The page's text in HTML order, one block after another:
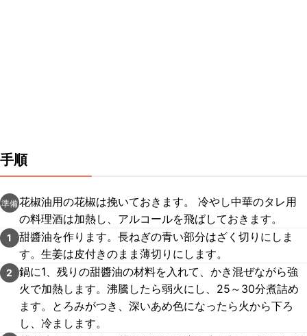
手順
準備花椒油用の花椒は挽いておきます。 冷やし中華のタレ用
の料理酒は加熱し、アルコールを飛ばしておきます。
1
甜醬油を作ります。長ねぎの青い部分はざく切りにしま
す。生姜は皮付きのまま薄切りにします。
2
鍋に1、残りの甜醬油の材料を入れて、かき混ぜながら強
火で加熱します。沸騰したら弱火にし、25～30分煮詰め
ます。とろみがつき、深いあめ色になったら火から下ろ
し、冷まします。